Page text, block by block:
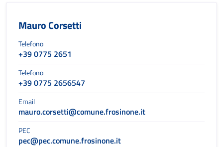
Mauro Corsetti
Telefono
+39 0775 2651
Telefono
+39 0775 2656547
Email
mauro.corsetti@comune.frosinone.it
PEC
pec@pec.comune.frosinone.it